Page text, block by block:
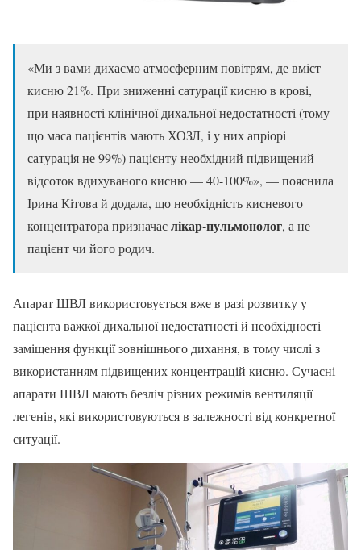
«Ми з вами дихаємо атмосферним повітрям, де вміст
кисню 21%. При зниженні сатурації кисню в крові,
при наявності клінічної дихальної недостатності (тому
що маса пацієнтів мають ХОЗЛ, і у них апріорі
сатурація не 99%) пацієнту необхідний підвищений
відсоток вдихуваного кисню — 40-100%», — пояснила
Ірина Кітова й додала, що необхідність кисневого
концентратора призначаєлікар-пульмонолог, а не
пацієнт чи його родич.
Апарат ШВЛ використовується вже в разі розвитку у
пацієнта важкої дихальної недостатності й необхідності
заміщення функції зовнішнього дихання, в тому числі з
використанням підвищених концентрацій кисню. Сучасні
апарати ШВЛ мають безліч різних режимів вентиляції
легенів, які використовуються в залежності від конкретної
ситуації.